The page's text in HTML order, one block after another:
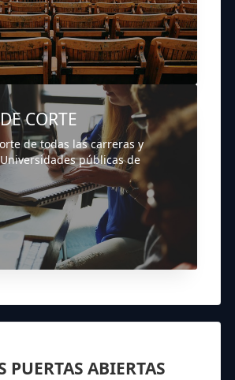
CORTE
de todas las carreras y
públicas de
PUERTAS ABIERTAS